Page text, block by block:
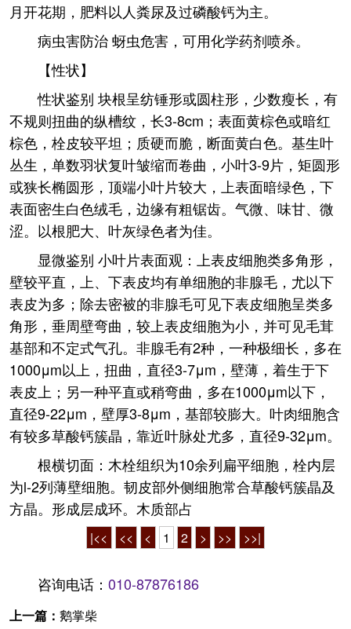
月开花期，肥料以人粪尿及过磷酸钙为主。
病虫害防治 蚜虫危害，可用化学药剂喷杀。
【性状】
性状鉴别 块根呈纺锤形或圆柱形，少数瘦长，有
不规则扭曲的纵槽纹，长3-8cm；表面黄棕色或暗红
棕色，栓皮较平坦；质硬而脆，断面黄白色。基生叶
丛生，单数羽状复叶皱缩而卷曲，小叶3-9片，矩圆形
或狭长椭圆形，顶端小叶片较大，上表面暗绿色，下
表面密生白色绒毛，边缘有粗锯齿。气微、味甘、微
涩。以根肥大、叶灰绿色者为佳。
显微鉴别 小叶片表面观：上表皮细胞类多角形，
壁较平直，上、下表皮均有单细胞的非腺毛，尤以下
表皮为多；除去密被的非腺毛可见下表皮细胞呈类多
角形，垂周壁弯曲，较上表皮细胞为小，并可见毛茸
基部和不定式气孔。非腺毛有2种，一种极细长，多在
1000μm以上，扭曲，直径3-7μm，壁薄，着生于下
表皮上；另一种平直或稍弯曲，多在1000μm以下，
直径9-22μm，壁厚3-8μm，基部较膨大。叶肉细胞含
有较多草酸钙簇晶，靠近叶脉处尤多，直径9-32μm。
根横切面：木栓组织为10余列扁平细胞，栓内层
为l-2列薄壁细胞。韧皮部外侧细胞常合草酸钙簇晶及
方晶。形成层成环。木质部占
|<< << < 1 2 > >> >>|
咨询电话： 010-87876186
上一篇： 鹅掌柴